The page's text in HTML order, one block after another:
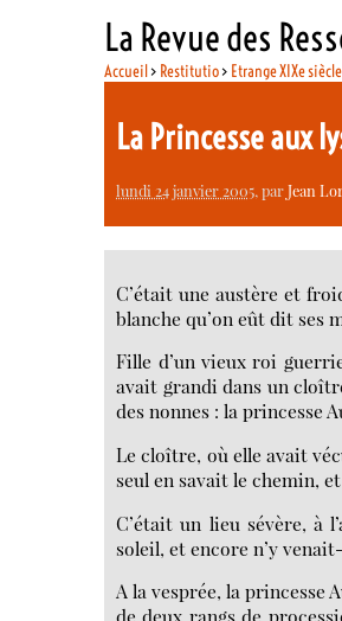
La Revue des
Accueil> Restitutio> Etrange XIXe siècle
La Princesse aux
lundi 24 janvier 2005, parJean
C’était une austère et
blanche qu’on eût dit ses
Fille d’un vieux roi
avait grandi dans un
des nonnes : la princesse
Le cloître, où elle avait
seul en savait le chemin,
C’était un lieu sévère, à
soleil, et encore n’y
A la vesprée, la princesse
de deux rangs de